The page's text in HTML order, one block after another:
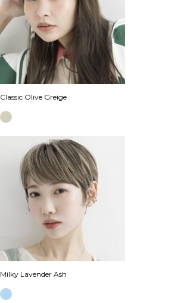
Classic Olive Greige
Milky Lavender Ash